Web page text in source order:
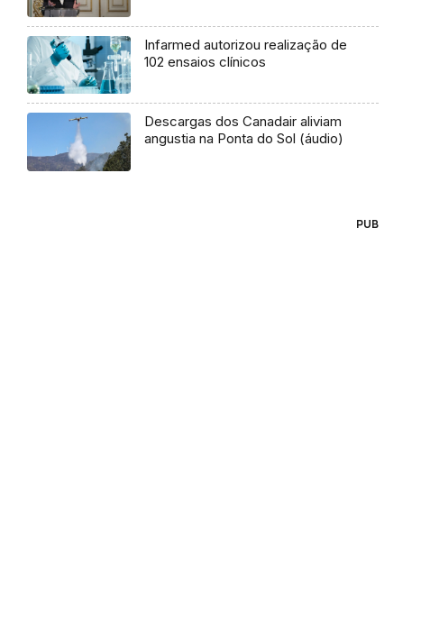
Infarmed autorizou realização de
102 ensaios clínicos
Descargas dos Canadair aliviam
angustia na Ponta do Sol (áudio)
PUB